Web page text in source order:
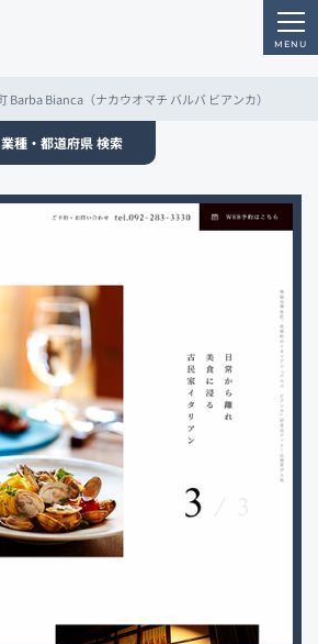
Barba Bianca（ナカウオマチ バルバ ビアンカ）
業種・都道府県 検索